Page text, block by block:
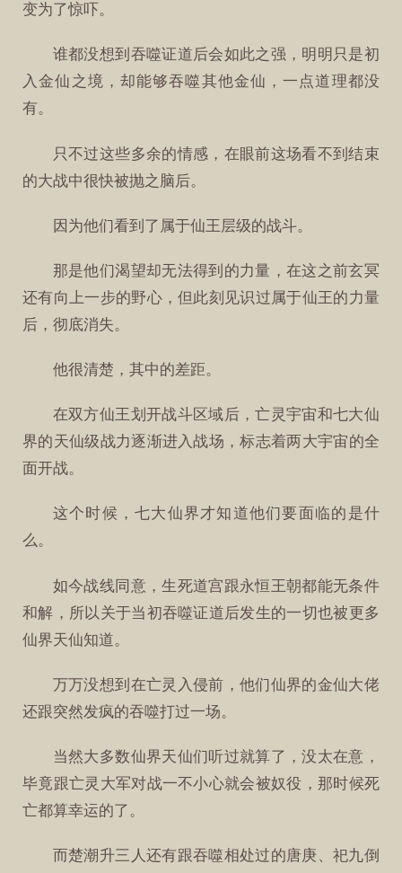
变为了惊吓。
谁都没想到吞噬证道后会如此之强，明明只是初
入金仙之境，却能够吞噬其他金仙，一点道理都没
有。
只不过这些多余的情感，在眼前这场看不到结束
的大战中很快被抛之脑后。
因为他们看到了属于仙王层级的战斗。
那是他们渴望却无法得到的力量，在这之前玄冥
还有向上一步的野心，但此刻见识过属于仙王的力量
后，彻底消失。
他很清楚，其中的差距。
在双方仙王划开战斗区域后，亡灵宇宙和七大仙
界的天仙级战力逐渐进入战场，标志着两大宇宙的全
面开战。
这个时候，七大仙界才知道他们要面临的是什
么。
如今战线同意，生死道宫跟永恒王朝都能无条件
和解，所以关于当初吞噬证道后发生的一切也被更多
仙界天仙知道。
万万没想到在亡灵入侵前，他们仙界的金仙大佬
还跟突然发疯的吞噬打过一场。
当然大多数仙界天仙们听过就算了，没太在意，
毕竟跟亡灵大军对战一不小心就会被奴役，那时候死
亡都算幸运的了。
而楚潮升三人还有跟吞噬相处过的唐庚、祀九倒